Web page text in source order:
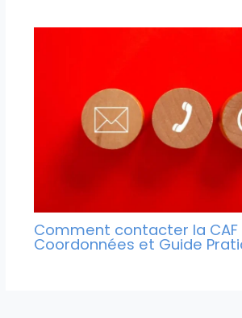
Comment contacter la CAF
Coordonnées et Guide